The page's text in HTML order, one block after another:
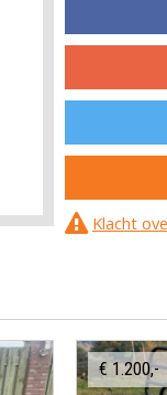
Klacht
€ 1.200,-